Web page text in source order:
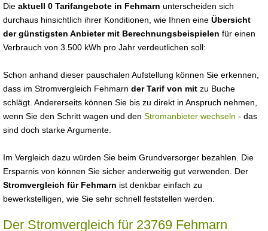
Die aktuell 0 Tarifangebote in Fehmarn unterscheiden sich
durchaus hinsichtlich ihrer Konditionen, wie Ihnen eine Übersicht
der günstigsten Anbieter mit Berechnungsbeispielen für einen
Verbrauch von 3.500 kWh pro Jahr verdeutlichen soll:
Schon anhand dieser pauschalen Aufstellung können Sie erkennen,
dass im Stromvergleich Fehmarn der Tarif von mit zu Buche
schlägt. Andererseits können Sie bis zu direkt in Anspruch nehmen,
wenn Sie den Schritt wagen und den Stromanbieter wechseln - das
sind doch starke Argumente.
Im Vergleich dazu würden Sie beim Grundversorger bezahlen. Die
Ersparnis von können Sie sicher anderweitig gut verwenden. Der
Stromvergleich für Fehmarn ist denkbar einfach zu
bewerkstelligen, wie Sie sehr schnell feststellen werden.
Der Stromvergleich für 23769 Fehmarn